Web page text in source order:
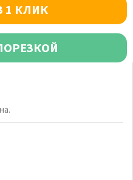
1 КЛИК